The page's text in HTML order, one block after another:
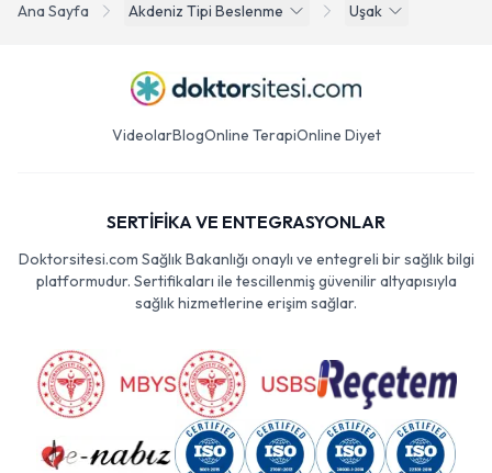
Ana Sayfa Akdeniz Tipi Beslenme Uşak
VideolarBlogOnline TerapiOnline Diyet
SERTİFİKA VE ENTEGRASYONLAR
Doktorsitesi.com Sağlık Bakanlığı onaylı ve entegreli bir sağlık bilgi
platformudur. Sertifikaları ile tescillenmiş güvenilir altyapısıyla
sağlık hizmetlerine erişim sağlar.